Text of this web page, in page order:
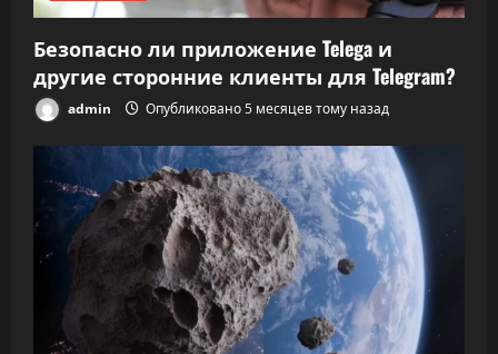
Безопасно ли приложение Telega и
другие сторонние клиенты для Telegram?
admin Опубликовано 5 месяцев тому назад